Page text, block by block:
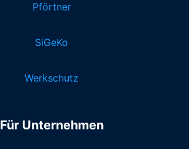
Pförtner
SiGeKo
Werkschutz
Für Unternehmen